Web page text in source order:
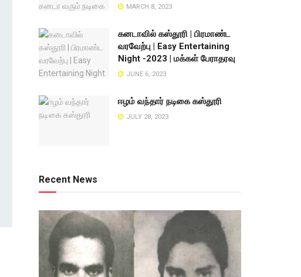
MARCH 8, 2023
கனடாவில் கஸ்தூரி | பிரமாண்ட
வரவேற்பு | Easy Entertaining
Night -2023 | மக்கள் பேராதரவு
JUNE 6, 2023
ஈழம் வந்தார் நடிகை கஸ்தூரி
JULY 28, 2023
Recent News